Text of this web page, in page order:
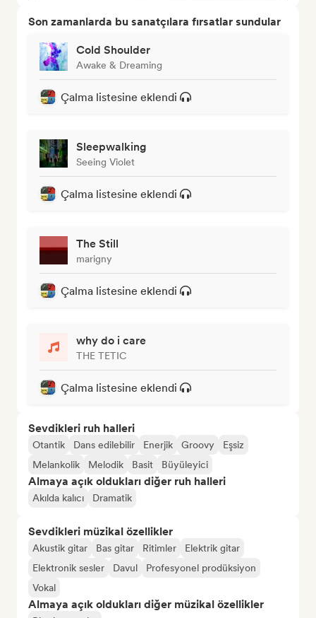
Son zamanlarda bu sanatçılara fırsatlar sundular
Cold Shoulder
Awake & Dreaming
Çalma listesine eklendi
Sleepwalking
Seeing Violet
Çalma listesine eklendi
The Still
marigny
Çalma listesine eklendi
why do i care
THE TETIC
Çalma listesine eklendi
Sevdikleri ruh halleri
Otantik Dans edilebilir Enerjik Groovy
Eşsiz
Melankolik
Melodik Basit Büyüleyici
Almaya açık oldukları diğer ruh halleri
Akılda kalıcı Dramatik
Sevdikleri müzikal özellikler
Akustik gitar Bas gitar Ritimler
Elektrik gitar
Elektronik sesler
Davul
Profesyonel prodüksiyon
Vokal
Almaya açık oldukları diğer müzikal özellikler